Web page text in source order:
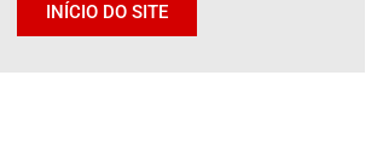
INÍCIO DO SITE